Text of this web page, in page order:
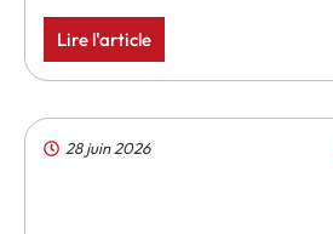
Lire l'article
28 juin 2026